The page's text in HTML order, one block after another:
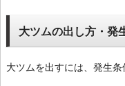
大ツムの出し方・発
大ツムを出すには、発生条